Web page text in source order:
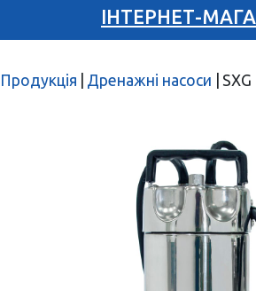
ІНТЕРНЕТ-
Продукція Дренажні насоси